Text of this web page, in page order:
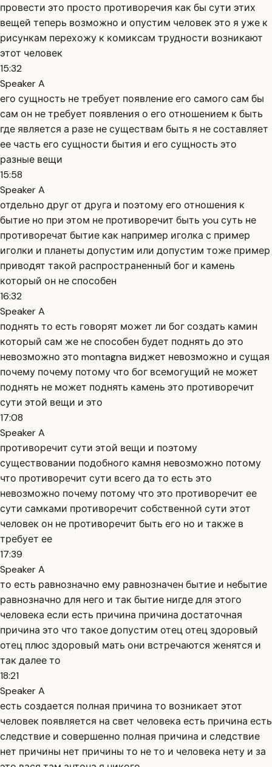
провести это просто противоречия как бы сути этих
вещей теперь возможно и опустим человек это я уже к
рисункам перехожу к комиксам трудности возникают
этот человек
15:32
Speaker A
его сущность не требует появление его самого сам бы
сам он не требует появления о его отношением к быть
где является а разе не существам быть я не составляет
ее часть его сущности бытия и его сущность это
разные вещи
15:58
Speaker A
отдельно друг от друга и поэтому его отношения к
бытие но при этом не противоречит быть you суть не
противоречат бытие как например иголка с пример
иголки и планеты допустим или допустим тоже пример
приводят такой распространенный бог и камень
который он не способен
16:32
Speaker A
поднять то есть говорят может ли бог создать камин
который сам же не способен будет поднять до это
невозможно это montagna виджет невозможно и сущая
почему почему потому что бог всемогущий не может
поднять не может поднять камень это противоречит
сути этой вещи и это
17:08
Speaker A
противоречит сути этой вещи и поэтому
существовании подобного камня невозможно потому
что противоречит сути всего да то есть это
невозможно почему потому что это противоречит ее
сути самками противоречит собственной сути этот
человек он не противоречит быть его но и также в
требует ее
17:39
Speaker A
то есть равнозначно ему равнозначен бытие и небытие
равнозначно для него и так бытие нигде для этого
человека если есть причина причина достаточная
причина это что такое допустим отец отец здоровый
отец плюс здоровый мать они встречаются женятся и
так далее то
18:21
Speaker A
есть создается полная причина то возникает этот
человек появляется на свет человека есть причина есть
следствие и совершенно полная причина и следствие
нет причины нет причины то не то и человека нету и за